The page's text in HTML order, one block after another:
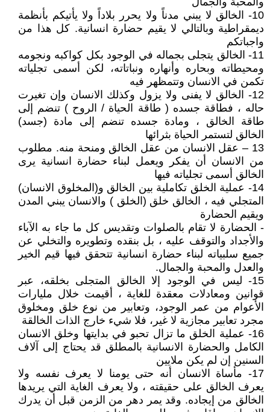
10- الخالق لا يبني مدناً ولا يحرر بلاداً ولا يأتيكم بأنظمة
ديمقراطية وبالتالي لا يقيم حضارة انسانية. كل هذا من
واجباتكم
11- الخالق يتجلى بجماله في الوجود بكل كواكبه ونجومه
ومحيطاته وبحاره وأنهاره ونباتاته، لكن أسمى تجلياته
تكمن في الانسان وتتمظهر فيه
12- الخالق لا يفنى ولا يزول وكذلك الانسان وإن تغيرت
حاله ، فطاقة جسده ( طاقة الحياة / الروح ) تنضم إلى
طاقة الخالق ، ومادة جسده تنضم إلى مادة (جسد)
الخالق لتستمر الحياة بثرائها
13 – عقل الانسان من عقل الخالق ومنحة منه. مطلوب
من الانسان أن يفكر ويعمل لبناء حضارة انسانية يرى
الخالق أسمى تجلياته فيها
14- عملية الخلق تكاملية بين الخالق و(المخلوق الانسان)
المتجلي فيه ، الخالق خلق (الخلق ) والانسان يبني المدن
ويقيم الحضارة
- الحضارة لا تقام بالصلوات وتقديس كل ما جاء به الآباء
والأجداد والتوقف عليه ، بل بنقده وتطويره والتخلي عن
جميع سلبياته لبناء حضارة انسانية تتحقق فيها قيم الخير
والعدل والمحبة والجمال.
15- ليس في الوجود إلا الخالق المتجلى بخلقه، عبر
قوانين ومعادلات معقدة للغاية ، أقيمت خلال مليارات
الأعوام من عمر الوجود، وتعابير من نوع خلق ومخلوق
مجرد تعابير مجازية لا غير، فلا شيء خارج الذات الخالقة
16- عملية الخلق ما تزال تحبو في بدايتها وخلق الانسان
الكامل والحضارة الانسانية بالمطلق قد يحتاج إلى آلاف
السنين إن لم يكن ملايين
17- مأساة الانسان أنه حتى يومنا لا يعرف نفسه ولا
يعرف الخالق على حقيقته ، ولا يعرف الغاية التي يريدها
الخالق من إيجاده. وقد يمر دهر من الزمن قبل أن يدرك